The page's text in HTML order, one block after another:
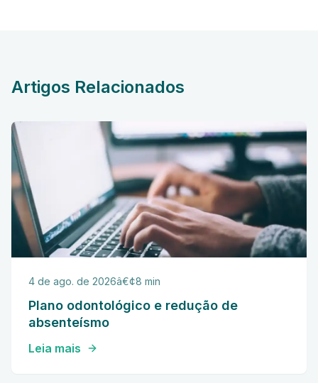
Artigos Relacionados
4 de ago. de 2026â€¢8 min
Plano odontológico e redução de
absenteísmo
Leia mais